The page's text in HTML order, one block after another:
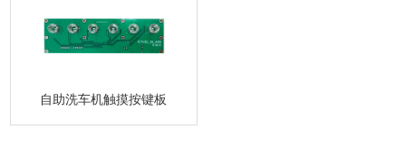
自助洗车机触摸按键板